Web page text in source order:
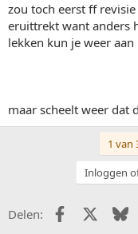
zou toch eerst ff
eruittrekt want anders
lekken kun je weer
maar scheelt weer dat
1 van
Inloggen
Delen: Facebook
X